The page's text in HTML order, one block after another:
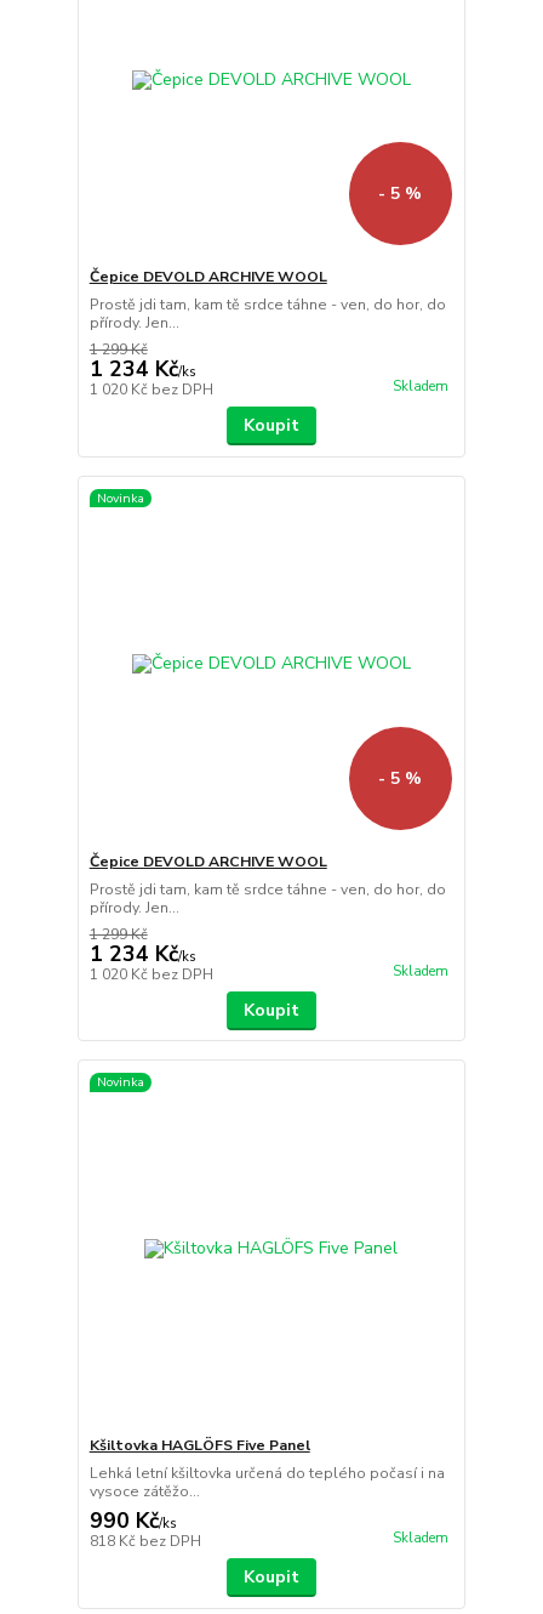
- 5 %
Čepice DEVOLD ARCHIVE WOOL
Prostě jdi tam, kam tě srdce táhne - ven, do hor, do
přírody. Jen...
1 299 Kč
1 234 Kč/ks
1 020 Kč bez DPH Skladem
Koupit
Novinka
- 5 %
Čepice DEVOLD ARCHIVE WOOL
Prostě jdi tam, kam tě srdce táhne - ven, do hor, do
přírody. Jen...
1 299 Kč
1 234 Kč/ks
1 020 Kč bez DPH Skladem
Koupit
Novinka
Kšiltovka HAGLÖFS Five Panel
Lehká letní kšiltovka určená do teplého počasí i na
vysoce zátěžo...
990 Kč/ks
818 Kč bez DPH Skladem
Koupit